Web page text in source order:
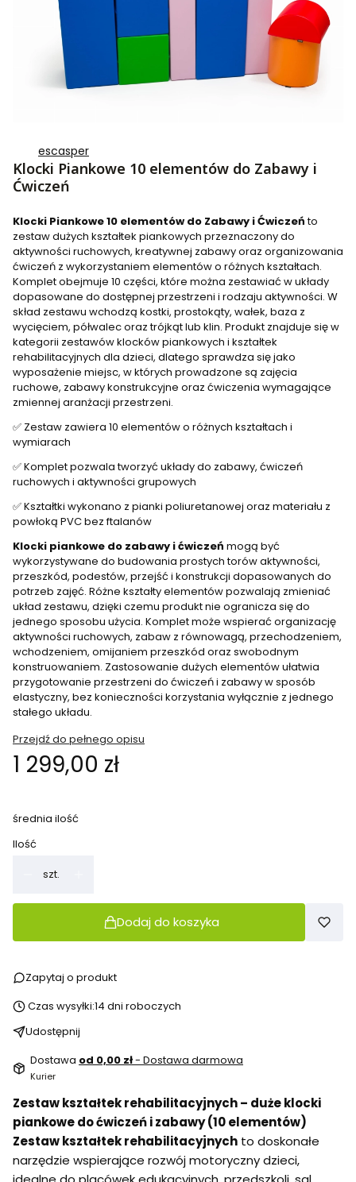
escasper
Klocki Piankowe 10 elementów do Zabawy i
Ćwiczeń
Klocki Piankowe 10 elementów do Zabawy i Ćwiczeńto
zestaw dużych kształtek piankowych przeznaczony do
aktywności ruchowych, kreatywnej zabawy oraz organizowania
ćwiczeń z wykorzystaniem elementów o różnych kształtach.
Komplet obejmuje 10 części, które można zestawiać w układy
dopasowane do dostępnej przestrzeni i rodzaju aktywności. W
skład zestawu wchodzą kostki, prostokąty, wałek, baza z
wycięciem, półwalec oraz trójkąt lub klin. Produkt znajduje się w
kategorii zestawów klocków piankowych i kształtek
rehabilitacyjnych dla dzieci, dlatego sprawdza się jako
wyposażenie miejsc, w których prowadzone są zajęcia
ruchowe, zabawy konstrukcyjne oraz ćwiczenia wymagające
zmiennej aranżacji przestrzeni.
✅ Zestaw zawiera 10 elementów o różnych kształtach i
wymiarach
✅ Komplet pozwala tworzyć układy do zabawy, ćwiczeń
ruchowych i aktywności grupowych
✅ Kształtki wykonano z pianki poliuretanowej oraz materiału z
powłoką PVC bez ftalanów
Klocki piankowe do zabawy i ćwiczeń mogą być
wykorzystywane do budowania prostych torów aktywności,
przeszkód, podestów, przejść i konstrukcji dopasowanych do
potrzeb zajęć. Różne kształty elementów pozwalają zmieniać
układ zestawu, dzięki czemu produkt nie ogranicza się do
jednego sposobu użycia. Komplet może wspierać organizację
aktywności ruchowych, zabaw z równowagą, przechodzeniem,
wchodzeniem, omijaniem przeszkód oraz swobodnym
konstruowaniem. Zastosowanie dużych elementów ułatwia
przygotowanie przestrzeni do ćwiczeń i zabawy w sposób
elastyczny, bez konieczności korzystania wyłącznie z jednego
stałego układu.
Przejdź do pełnego opisu
Cena
1 299,00 zł
średnia ilość
Ilość
szt.
Dodaj do koszyka
Zapytaj o produkt
Czas wysyłki:14 dni roboczych
Udostępnij
Dostawa od 0,00 zł- Dostawa darmowa
Kurier
Zestaw kształtek rehabilitacyjnych – duże klocki
piankowe do ćwiczeń i zabawy (10 elementów)
Zestaw kształtek rehabilitacyjnych to doskonałe
narzędzie wspierające rozwój motoryczny dzieci,